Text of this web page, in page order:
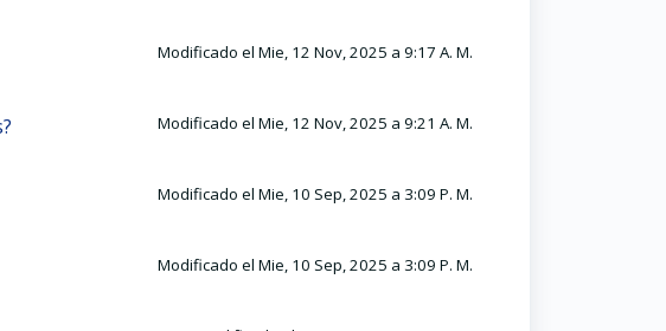
Modificado el Mie, 12 Nov, 2025 a 9:17 A. M.
Modificado el Mie, 12 Nov, 2025 a 9:21 A. M.
Modificado el Mie, 10 Sep, 2025 a 3:09 P. M.
Modificado el Mie, 10 Sep, 2025 a 3:09 P. M.